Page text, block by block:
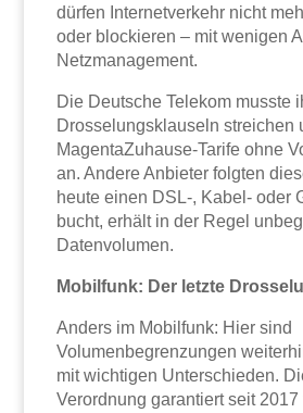
dürfen Internetverkehr nicht
oder blockieren – mit wenigen
Netzmanagement.
Die Deutsche Telekom musste
Drosselungsklauseln streichen
MagentaZuhause-Tarife ohne
an. Andere Anbieter folgten
heute einen DSL-, Kabel- oder
bucht, erhält in der Regel
Datenvolumen.
Mobilfunk: Der letzte
Anders im Mobilfunk: Hier sind
Volumenbegrenzungen
mit wichtigen Unterschieden.
Verordnung garantiert seit